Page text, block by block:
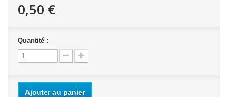
0,50 €
Quantité :
Ajouter au panier